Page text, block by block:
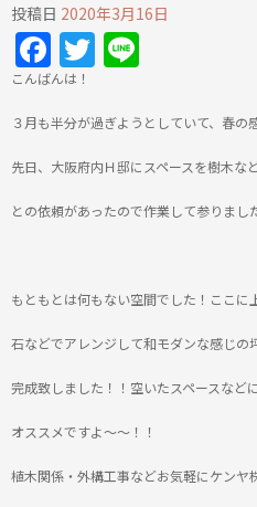
投稿日 2020年3月16日
Facebook
Twitter
こんばんは！
３月も半分が過ぎようとしていて、春の
先日、大阪府内Ｈ邸にスペースを樹木な
との依頼があったので作業して参りまし
もともとは何もない空間でした！ここに
石などでアレンジして和モダンな感じの
完成致しました！！空いたスペースなど
オススメですよ～～！！
植木関係・外構工事などお気軽にケン